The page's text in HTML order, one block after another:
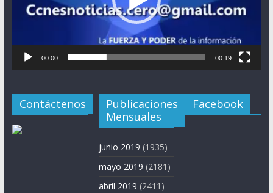
00:00 00:19
Contáctenos
Publicaciones
Mensuales
junio 2019 (1935)
mayo 2019 (2181)
abril 2019 (2411)
Facebook